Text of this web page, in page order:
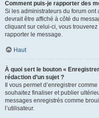
Comment puis-je rapporter des
Si les administrateurs du forum
devrait être affiché à côté du
cliquant sur celui-ci, vous
rapporter le message.
Haut
À quoi sert le bouton «
rédaction d’un sujet ?
Il vous permet d’enregistrer
souhaitez finaliser et publier
messages enregistrés comme
l’utilisateur.